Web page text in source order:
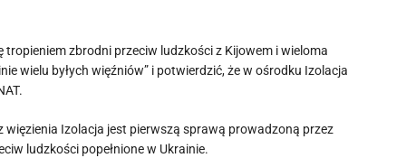
zbrodni przeciw ludzkości z Kijowem i wieloma
wielu byłych więźniów” i potwierdzić, że w ośrodku Izolacja
więzienia Izolacja jest pierwszą sprawą prowadzoną przez
ludzkości popełnione w Ukrainie.